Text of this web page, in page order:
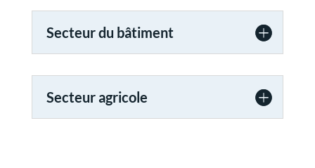
Secteur du bâtiment
Secteur agricole